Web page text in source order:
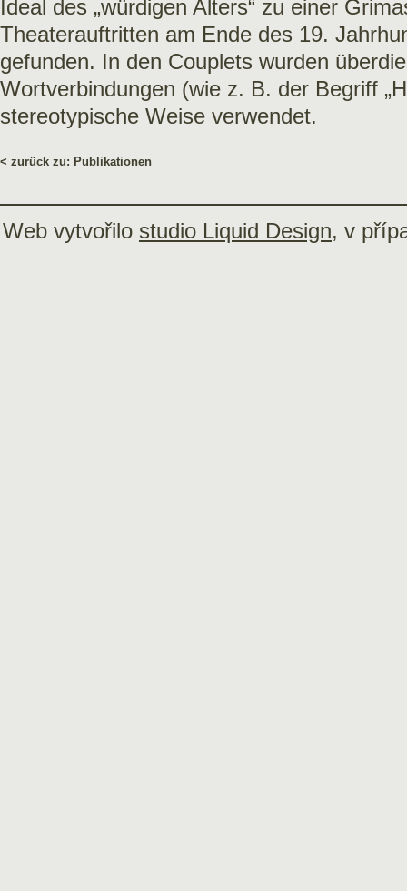
Ideal des „würdigen Alters“ zu einer
Theaterauftritten am Ende des 19.
gefunden. In den Couplets wurden
Wortverbindungen (wie z. B. der Begriff
stereotypische Weise verwendet.
< zurück zu: Publikationen
Web vytvořilo studio Liquid Design, v